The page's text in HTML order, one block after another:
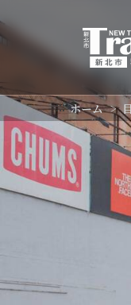
イ
ン
テ
ン
セ
シ
行
く
::: ホーム